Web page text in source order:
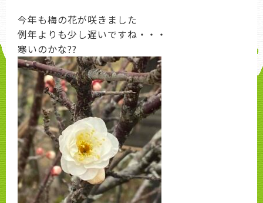
今年も梅の花が咲きました
例年よりも少し遅いですね・・・
寒いのかな??